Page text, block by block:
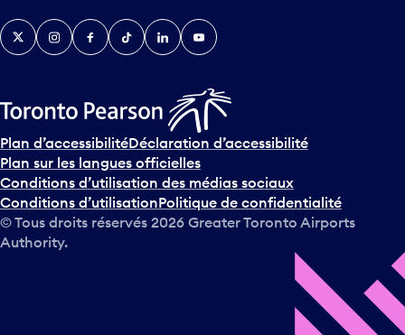
TwitterInstagramFacebook
TikTokLinkedInYouTube
Plan d’accessibilitéDéclaration d’accessibilité
Plan sur les langues officielles
Conditions d’utilisation des médias sociaux
Conditions d’utilisationPolitique de confidentialité
© Tous droits réservés 2026 Greater Toronto Airports
Authority.